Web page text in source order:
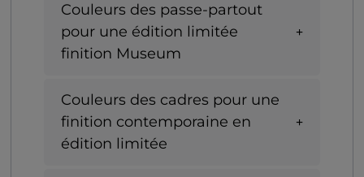
Couleurs des passe-partout
pour une édition limitée
finition Museum
Couleurs des cadres pour une
finition contemporaine en
édition limitée